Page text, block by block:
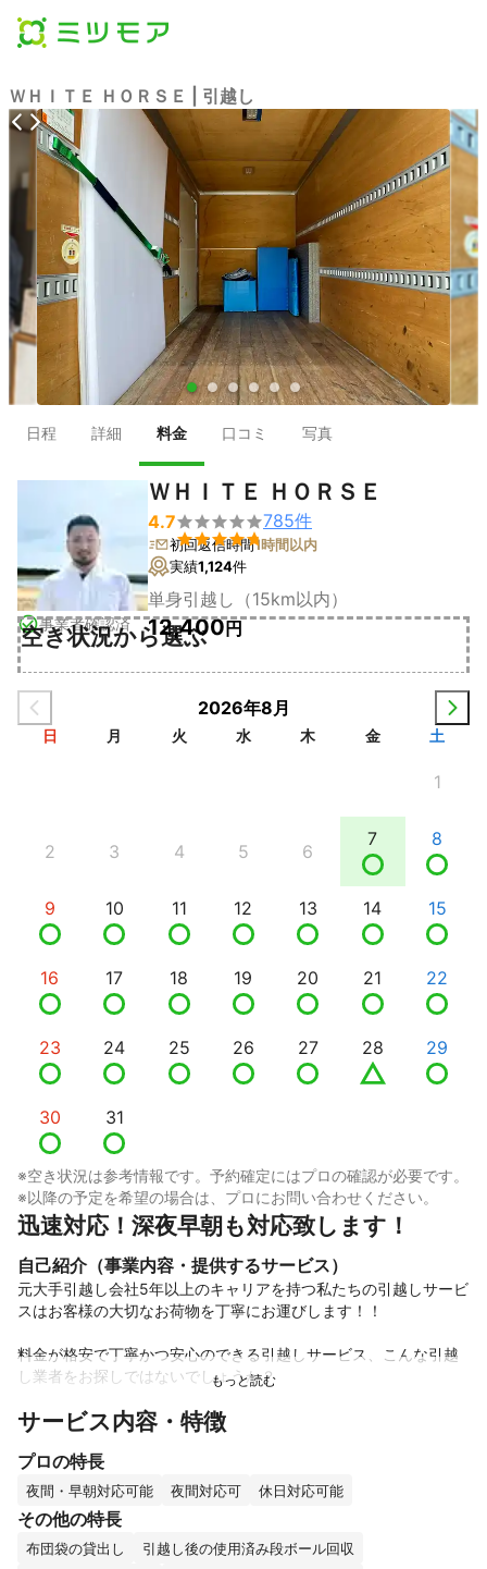
ＷＨＩＴＥ ＨＯＲＳＥ | 引越し
● ● ● ● ● ●
日程 詳細 料金 口コミ 写真
事業者確認済
ＷＨＩＴＥ ＨＯＲＳＥ
4.7

785件
初回返信時間1時間以内
実績1,124件
単身引越し（15km以内）
12,400円
空き状況から選ぶ
2026年8月
日 月 火 水 木 金 土
1
2 3 4 5 6
7 8
9 10 11 12 13 14 15
16 17 18 19 20 21 22
23 24 25 26 27 28 29
30 31
※空き状況は参考情報です。予約確定にはプロの確認が必要です。
※以降の予定を希望の場合は、プロにお問い合わせください。
迅速対応！深夜早朝も対応致します！
自己紹介（事業内容・提供するサービス）
元大手引越し会社5年以上のキャリアを持つ私たちの引越しサービ
スはお客様の大切なお荷物を丁寧にお運びします！！
料金が格安で丁寧かつ安心のできる引越しサービス、こんな引越
し業者をお探しではないでしょうか？
お電話でのお客様対応やチャット対応の迅速さなどを考慮してお
ービスのご提供をしており、コストパフォーマンスには絶対の自
信があります！
サービス内容・特徴
プロの特長
夜間・早朝対応可能 夜間対応可 休日対応可能
その他の特長
布団袋の貸出し
引越し後の使用済み段ボール回収